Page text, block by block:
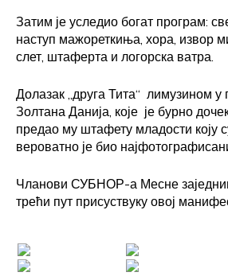
Затим је уследио богат програм:
наступ мажореткиња, хора, извор
слет, штаферта и логорска ватра.
Долазак „друга Тита“ лимузином
Золтана Данија, које је бурно
предао му штафету младости коју
вероватно је био
Чланови СУБНОР-а Месне
трећи пут присуствуку овој